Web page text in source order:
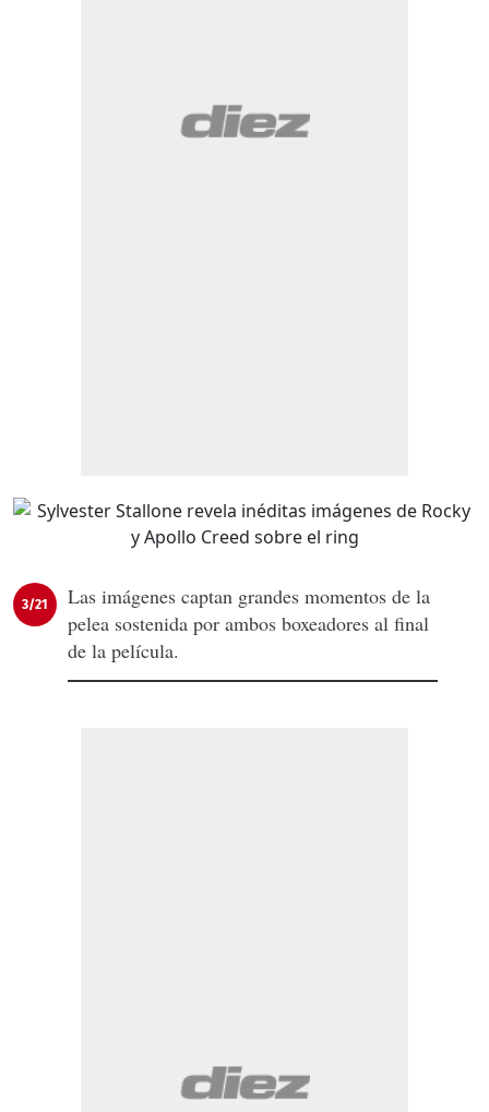
3/21
Las imágenes captan grandes momentos de la
pelea sostenida por ambos boxeadores al final
de la película.